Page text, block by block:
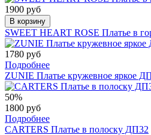
1900 руб
В корзину
SWEET HEART ROSE Платье в
1780 руб
Подробнее
ZUNIE Платье кружевное яркое
50%
1800 руб
Подробнее
CARTERS Платье в полоску ДП32